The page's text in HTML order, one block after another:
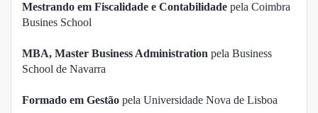
Mestrando em Fiscalidade e Contabilidade pela Coimbra
Busines School
MBA, Master Business Administration pela Business
School de Navarra
Formado em Gestão pela Universidade Nova de Lisboa